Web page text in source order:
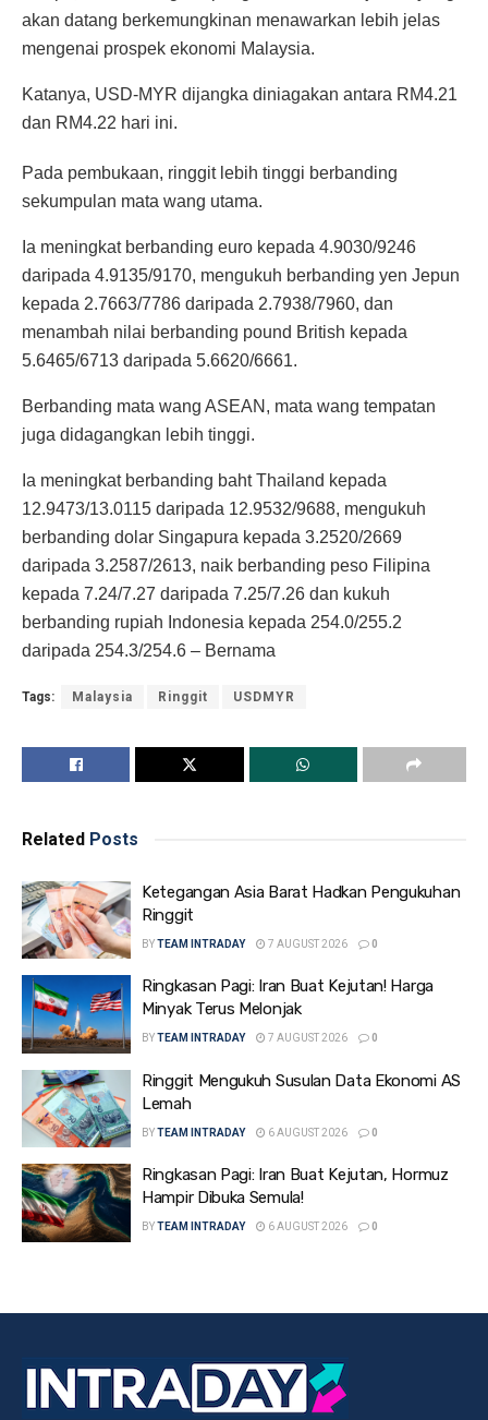
akan datang berkemungkinan menawarkan lebih jelas
mengenai prospek ekonomi Malaysia.
Katanya, USD-MYR dijangka diniagakan antara RM4.21
dan RM4.22 hari ini.
Pada pembukaan, ringgit lebih tinggi berbanding
sekumpulan mata wang utama.
Ia meningkat berbanding euro kepada 4.9030/9246
daripada 4.9135/9170, mengukuh berbanding yen Jepun
kepada 2.7663/7786 daripada 2.7938/7960, dan
menambah nilai berbanding pound British kepada
5.6465/6713 daripada 5.6620/6661.
Berbanding mata wang ASEAN, mata wang tempatan
juga didagangkan lebih tinggi.
Ia meningkat berbanding baht Thailand kepada
12.9473/13.0115 daripada 12.9532/9688, mengukuh
berbanding dolar Singapura kepada 3.2520/2669
daripada 3.2587/2613, naik berbanding peso Filipina
kepada 7.24/7.27 daripada 7.25/7.26 dan kukuh
berbanding rupiah Indonesia kepada 254.0/255.2
daripada 254.3/254.6 – Bernama
Tags: Malaysia Ringgit USDMYR
Related Posts
Ketegangan Asia Barat Hadkan Pengukuhan
Ringgit
BYTEAM INTRADAY 7 AUGUST 2026 0
Ringkasan Pagi: Iran Buat Kejutan! Harga
Minyak Terus Melonjak
BYTEAM INTRADAY 7 AUGUST 2026 0
Ringgit Mengukuh Susulan Data Ekonomi AS
Lemah
BYTEAM INTRADAY 6 AUGUST 2026 0
Ringkasan Pagi: Iran Buat Kejutan, Hormuz
Hampir Dibuka Semula!
BYTEAM INTRADAY 6 AUGUST 2026 0